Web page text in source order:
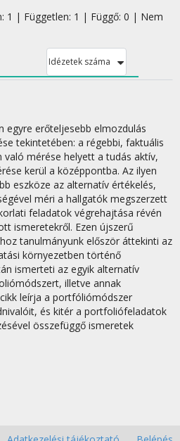
1 | Független: 1 | Függő: 0 | Nem
Idézetek száma
egyre erőteljesebb elmozdulás
tekintetében: a régebbi, faktuális
mérése helyett a tudás aktív,
kerül a középpontba. Az ilyen
eszköze az alternatív értékelés,
méri a hallgatók megszerzett
feladatok végrehajtása révén
ismeretekről. Ezen újszerű
tanulmányunk először áttekinti az
környezetben történő
ismerteti az egyik alternatív
illetve annak
leírja a portfóliómódszer
és kitér a portfoliófeladatok
összefüggő ismeretek